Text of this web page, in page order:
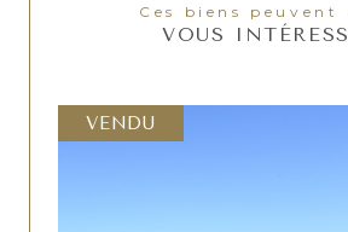
Ces biens peuvent
VOUS
VENDU